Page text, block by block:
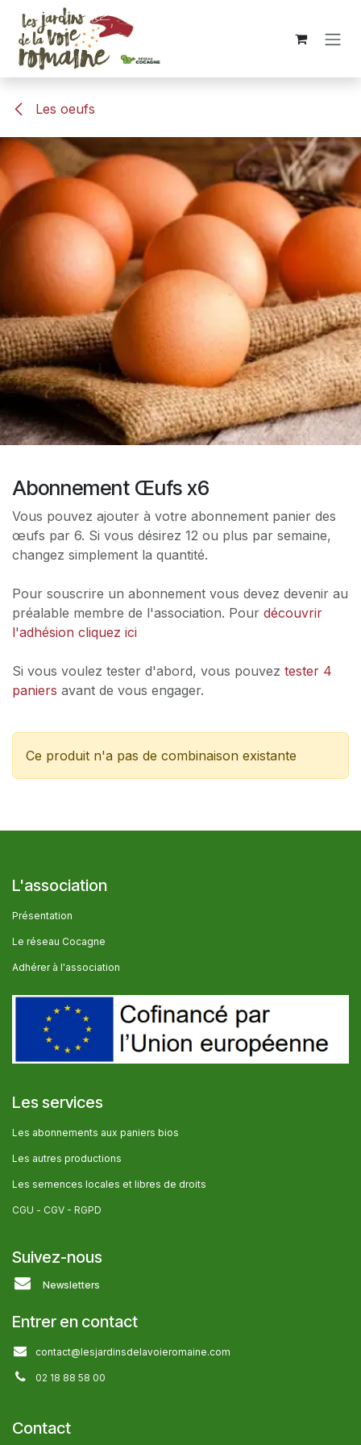
Se rendre au contenu
Les oeufs
Abonnement Œufs x6
Vous pouvez ajouter à votre abonnement panier des
œufs par 6. Si vous désirez 12 ou plus par semaine,
changez simplement la quantité.
Pour souscrire un abonnement vous devez devenir au
préalable membre de l'association. Pour découvrir
l'adhésion cliquez ici
Si vous voulez tester d'abord, vous pouvez tester 4
paniers avant de vous engager.
Ce produit n'a pas de combinaison existante
L'association
Présentation
Le réseau Cocagne
Adhérer à l'association
Les services
Les abonnem​ents aux paniers bios
Les autres producti​ons
Les semences locales et libres de droits
CGU - CGV - RGPD
Suivez-nous
Newsletters
Entrer en contact
contact@lesjardinsdelavoieromaine.com
02 18 88 58 00
Contact